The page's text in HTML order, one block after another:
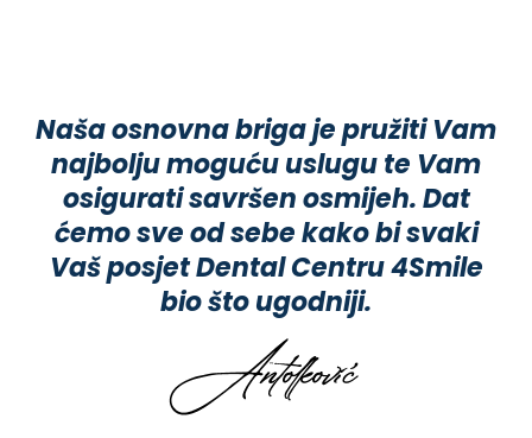
Naša osnovna briga je pružiti Vam
najbolju moguću uslugu te Vam
osigurati savršen osmijeh. Dat
ćemo sve od sebe kako bi svaki
Vaš posjet Dental Centru 4Smile
bio što ugodniji.